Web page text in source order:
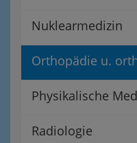
Nuklearmedizin
Orthopädie u.
Physikalische
Radiologie